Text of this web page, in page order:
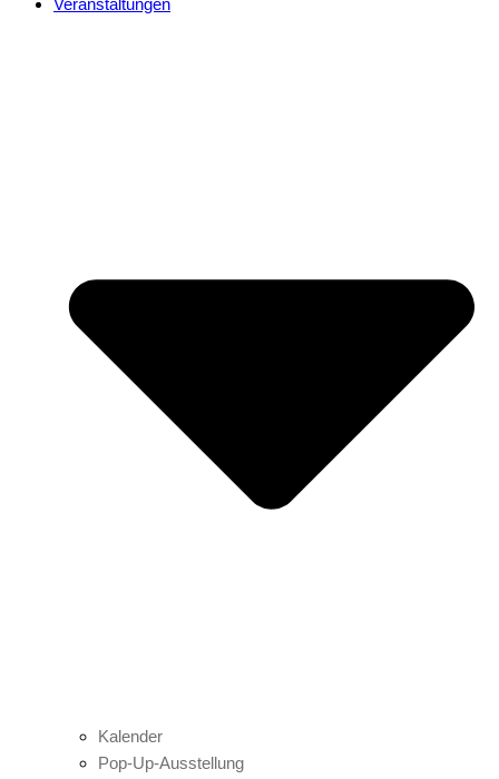
Veranstaltungen
Kalender
Pop-Up-Ausstellung